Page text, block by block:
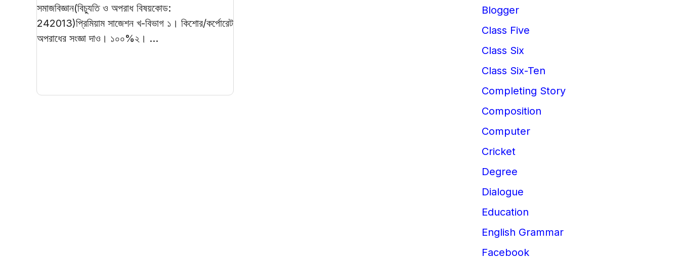
সমাজবিজ্ঞান(বিচ্যুতি ও অপরাধ বিষয়কোড:
242013)প্রিমিয়াম সাজেশন খ-বিভাগ ১। কিশোর/কর্পোরেট
অপরাধের সংজ্ঞা দাও। ১০০%২। ...
Blogger
Class Five
Class Six
Class Six-Ten
Completing Story
Composition
Computer
Cricket
Degree
Dialogue
Education
English Grammar
Facebook